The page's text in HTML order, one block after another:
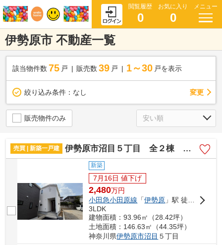
閲覧履歴
0
お気に入り
0
メニュー
伊勢原市 不動産一覧
該当物件数 75 戸 販売数 39 戸 1～30 戸を表示
絞り込み条件： なし 変更
販売物件のみ
売買 | 新築一戸建 伊勢原市沼目５丁目 全２棟 新築住宅
新築
7月16日 値下げ
2,480万円
小田急小田原線 「伊勢原 」駅 徒歩25分
3LDK
建物面積：93.96㎡（28.42坪）
土地面積：146.63㎡（44.35坪）
神奈川県伊勢原市沼目 ５丁目